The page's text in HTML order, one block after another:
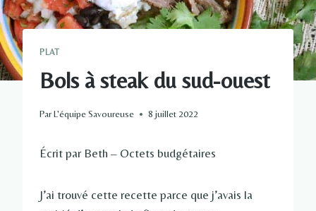
PLAT
Bols à steak du sud-ouest
ParL'équipe Savoureuse 8 juillet 2022
Écrit par Beth – Octets budgétaires
J’ai trouvé cette recette parce que j’avais la